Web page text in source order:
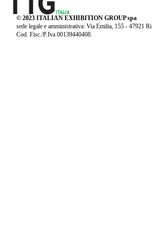
© 2023 ITALIAN EXHIBITION GROUP spa
sede legale e amministrativa: Via Emilia, 155 - 47921
Cod. Fisc./P.Iva 00139440408.